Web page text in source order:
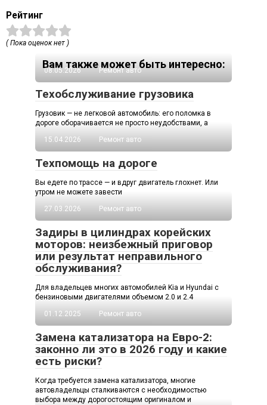
Рейтинг
( Пока оценок нет )
Вам также может быть интересно:
08.05.2026 Ремонт авто
Техобслуживание грузовика
Грузовик — не легковой автомобиль: его поломка в
дороге оборачивается не просто неудобствами, а
15.04.2026
Ремонт авто
Техпомощь на дороге
Вы едете по трассе — и вдруг двигатель глохнет. Или
утром не можете завести
27.03.2026
Ремонт авто
Задиры в цилиндрах корейских
моторов: неизбежный приговор
или результат неправильного
обслуживания?
Для владельцев многих автомобилей Kia и Hyundai с
бензиновыми двигателями объемом 2.0 и 2.4
01.12.2025
Ремонт авто
Замена катализатора на Евро-2:
законно ли это в 2026 году и какие
есть риски?
Когда требуется замена катализатора, многие
автовладельцы сталкиваются с необходимостью
выбора между дорогостоящим оригиналом и